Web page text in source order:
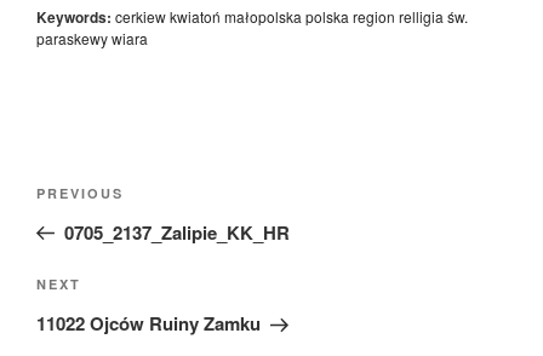
Keywords: cerkiewkwiatoń małopolska polska region relligia św.
paraskewywiara
Previous
Post
PREVIOUS
0705_2137_Zalipie_KK_HR
Next
Post
NEXT
11022 Ojców Ruiny Zamku